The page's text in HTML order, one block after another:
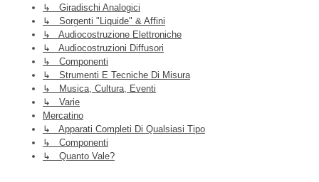
↳ Giradischi Analogici
↳ Sorgenti "liquide" & Affini
↳ Audiocostruzione Elettroniche
↳ Audiocostruzioni Diffusori
↳ Componenti
↳ Strumenti E Tecniche Di Misura
↳ Musica, Cultura, Eventi
↳ Varie
Mercatino
↳ Apparati Completi Di Qualsiasi Tipo
↳ Componenti
↳ Quanto Vale?